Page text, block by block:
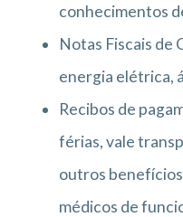
conhecimentos
Notas Fiscais de
energia elétrica,
Recibos de
férias, vale
outros
médicos de